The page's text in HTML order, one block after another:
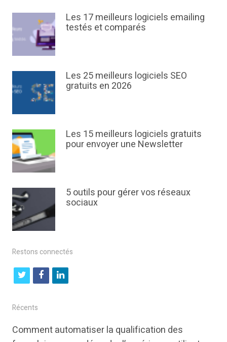
Les 17 meilleurs logiciels emailing
testés et comparés
Les 25 meilleurs logiciels SEO
gratuits en 2026
Les 15 meilleurs logiciels gratuits
pour envoyer une Newsletter
5 outils pour gérer vos réseaux
sociaux
Restons connectés
t
i
f
l
k
Récents
Comment automatiser la qualification des